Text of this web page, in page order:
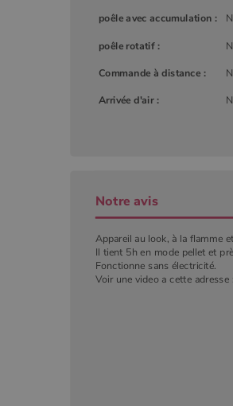
poêle avec accumulation :
poêle rotatif :
Commande à distance :
Arrivée d'air :
Notre avis
Appareil au look, à la flamme
Il tient 5h en mode pellet et
Fonctionne sans électricité.
Voir une video a cette